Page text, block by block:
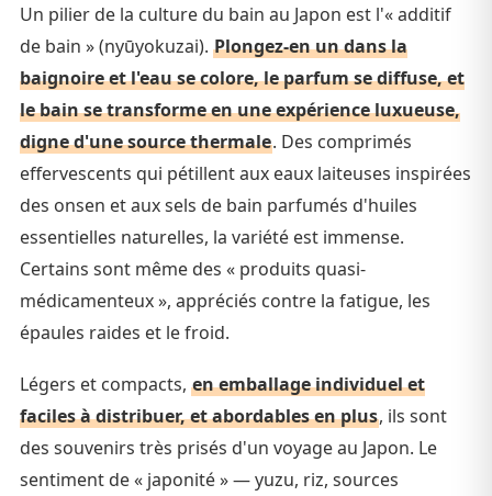
Un pilier de la culture du bain au Japon est l'« additif
de bain » (nyūyokuzai). Plongez-en un dans la
baignoire et l'eau se colore, le parfum se diffuse, et
le bain se transforme en une expérience luxueuse,
digne d'une source thermale. Des comprimés
effervescents qui pétillent aux eaux laiteuses inspirées
des onsen et aux sels de bain parfumés d'huiles
essentielles naturelles, la variété est immense.
Certains sont même des « produits quasi-
médicamenteux », appréciés contre la fatigue, les
épaules raides et le froid.
Légers et compacts, en emballage individuel et
faciles à distribuer, et abordables en plus, ils sont
des souvenirs très prisés d'un voyage au Japon. Le
sentiment de « japonité » — yuzu, riz, sources